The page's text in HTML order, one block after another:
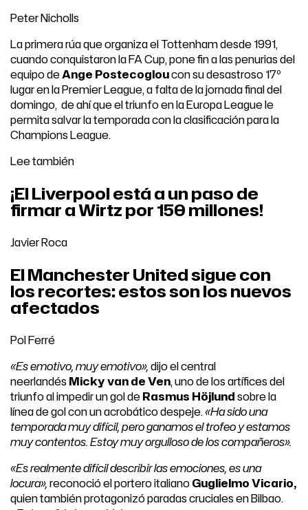
Peter Nicholls
La primera rúa que organiza el Tottenham desde 1991,
cuando conquistaron la FA Cup, pone fin a las penurias del
equipo deAnge Postecogloucon su desastroso 17º
lugar en la Premier League, a falta de la jornada final del
domingo, de ahí que el triunfo en la Europa League le
permita salvar la temporada con la clasificación para la
Champions League.
Lee también
¡El Liverpool está a un paso de
firmar a Wirtz por 150 millones!
Javier Roca
El Manchester United sigue con
los recortes: estos son los nuevos
afectados
Pol Ferré
«Es emotivo, muy emotivo»,dijo el central
neerlandésMicky van de Ven, uno de los artífices del
triunfo al impedir un gol deRasmus Höjlundsobre la
línea de gol con un acrobático despeje.«Ha sido una
temporada muy difícil, pero ganamos el trofeo y estamos
muy contentos. Estoy muy orgulloso de los compañeros».
«Es realmente difícil describir las emociones, es una
locura»,reconoció el portero italianoGuglielmo Vicario,
quien también protagonizó paradas cruciales en Bilbao.